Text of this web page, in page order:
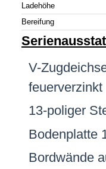
Ladehöhe
Bereifung
V-
feuerverzinkt
13-poliger
Bodenplatte
Bordwände